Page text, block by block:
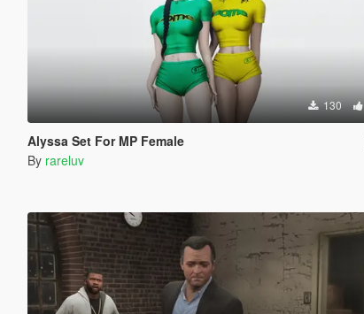
130
Alyssa Set For MP Female
By rareluv